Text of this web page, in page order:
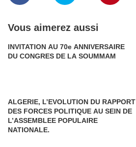
Vous aimerez aussi
INVITATION AU 70e ANNIVERSAIRE
DU CONGRES DE LA SOUMMAM
ALGERIE, L’EVOLUTION DU RAPPORT
DES FORCES POLITIQUE AU SEIN DE
L’ASSEMBLEE POPULAIRE
NATIONALE.